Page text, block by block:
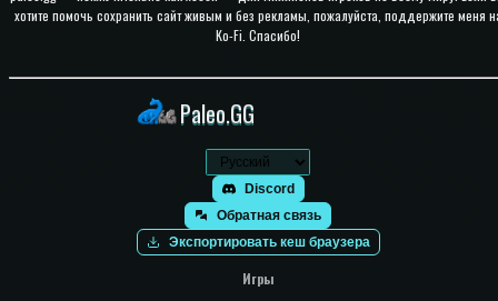
хотите помочь сохранить сайт живым и без рекламы, пожалуйста, поддержите меня
Ko-Fi. Спасибо!
Paleo.GG
Discord
Обратная связь
Экспортировать кеш браузера
Игры